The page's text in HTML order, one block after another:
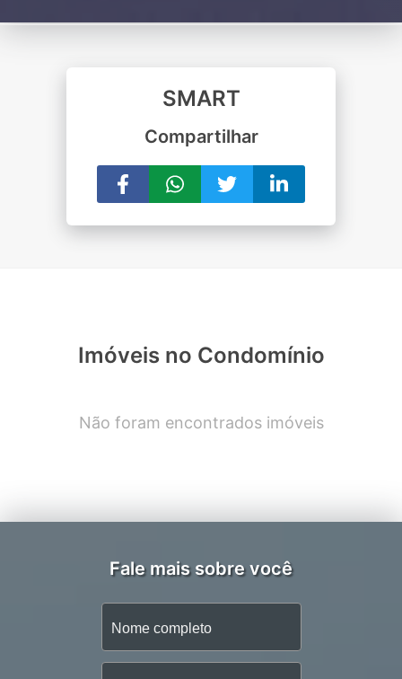
SMART
Compartilhar
Imóveis no Condomínio
Não foram encontrados imóveis
Fale mais sobre você